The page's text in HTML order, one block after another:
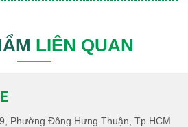
LIÊN QUAN
Phường Đông Hưng Thuận, Tp.HCM